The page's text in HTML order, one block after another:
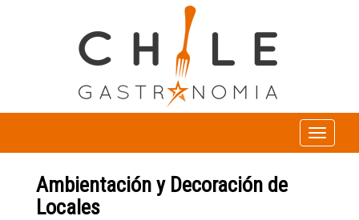
Toggle
navigation
Ambientación y Decoración de
Locales